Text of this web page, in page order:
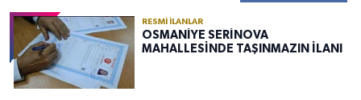
RESMI İLANLAR
OSMANİYE SERİNOVA
MAHALLESİNDE TAŞINMAZIN İLANI